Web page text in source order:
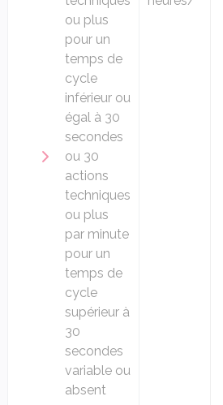
ou plus
pour un
temps de
cycle
inférieur ou
égal à 30
secondes
ou 30
actions
techniques
ou plus
par minute
pour un
temps de
cycle
supérieur à
30
secondes
variable ou
absent